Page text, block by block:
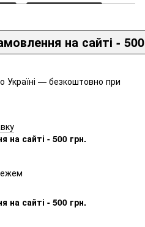
на сайті -
Україні — безкоштовно при
на сайті - 500 грн.
на сайті - 500 грн.